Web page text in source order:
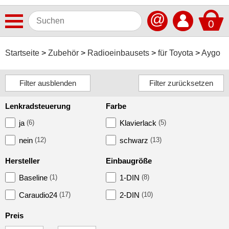
0
@
Startseite Zubehör Radioeinbausets für Toyota Aygo
Autoradios
Dashcams
Elektromobilität
Freisprechanlagen
Navigationssoftware
Navigationssysteme
Lenkradsteuerung
ja (6)
nein (12)
Farbe
Klavierlack (5)
schwarz (13)
Hersteller
Baseline (1)
Caraudio24 (17)
Einbaugröße
1-DIN (8)
2-DIN (10)
Preis